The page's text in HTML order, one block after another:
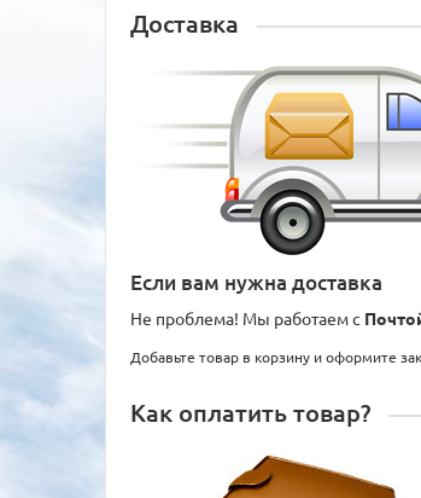
Доставка
Если вам нужна доставка
Не проблема! Мы работаем с
Добавьте товар в корзину и оформите
Как оплатить товар?